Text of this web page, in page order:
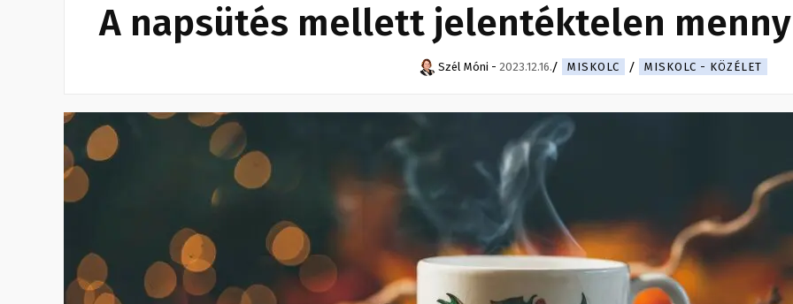
A napsütés mellett jelentéktelen
Szél Móni - 2023.12.16. MISKOLC MISKOLC - KÖZÉLET